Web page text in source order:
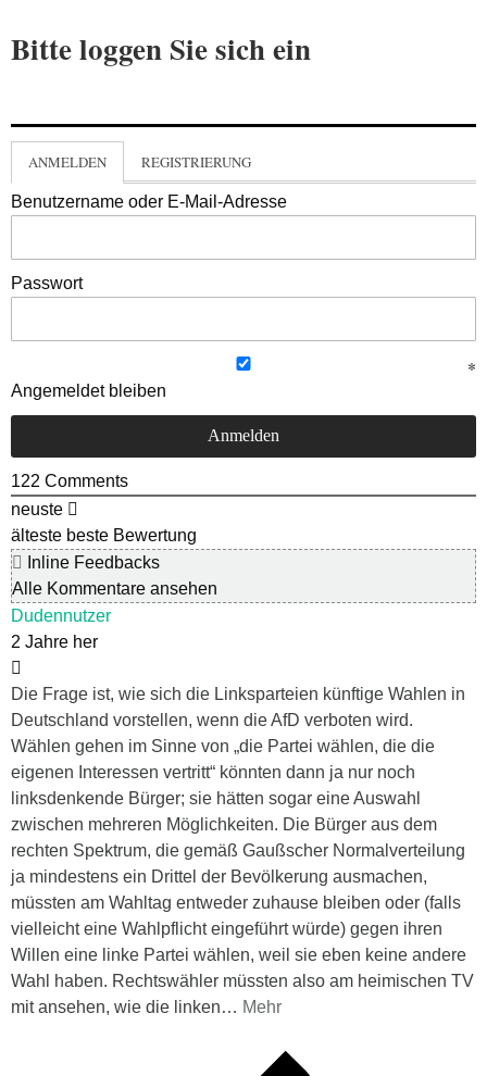
Bitte loggen Sie sich ein
ANMELDEN REGISTRIERUNG
Benutzername oder E-Mail-Adresse
Passwort
Angemeldet bleiben
122 Comments
neuste
älteste beste Bewertung
Inline Feedbacks
Alle Kommentare ansehen
Dudennutzer
2 Jahre her
Die Frage ist, wie sich die Linksparteien künftige Wahlen in
Deutschland vorstellen, wenn die AfD verboten wird.
Wählen gehen im Sinne von „die Partei wählen, die die
eigenen Interessen vertritt“ könnten dann ja nur noch
linksdenkende Bürger; sie hätten sogar eine Auswahl
zwischen mehreren Möglichkeiten. Die Bürger aus dem
rechten Spektrum, die gemäß Gaußscher Normalverteilung
ja mindestens ein Drittel der Bevölkerung ausmachen,
müssten am Wahltag entweder zuhause bleiben oder (falls
vielleicht eine Wahlpflicht eingeführt würde) gegen ihren
Willen eine linke Partei wählen, weil sie eben keine andere
Wahl haben. Rechtswähler müssten also am heimischen TV
mit ansehen, wie die linken… Mehr